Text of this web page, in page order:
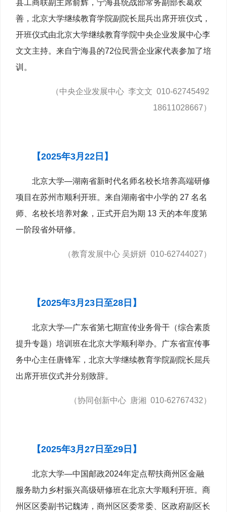
县工商联副主席俞辉，宁海县统战部常务副部长葛欢
善，北京大学继续教育学院副院长屈兵出席开班仪式，
开班仪式由北京大学继续教育学院中央企业发展中心李
文文主持。来自宁海县的72位民营企业家代表参加了培
训。
（中央企业发展中心 李文文 010-62745492
18611028667）
【2025年3月22日】
北京大学—湖南省新时代名师名校长培养高端研修
项目在苏州市顺利开班。来自湖南省中小学的 27 名名
师、名校长培养对象，正式开启为期 13 天的本年度第
一阶段省外研修。
（教育发展中心 吴妍妍 010-62744027）
【2025年3月23日至28日】
北京大学—广东省第七期宣传业务骨干（综合素质
提升专题）培训班在北京大学顺利举办。广东省宣传事
务中心主任唐锋军，北京大学继续教育学院副院长屈兵
出席开班仪式并分别致辞。
（协同创新中心 唐湘 010-62767432）
【2025年3月27日至29日】
北京大学—中国邮政2024年定点帮扶商州区金融
服务助力乡村振兴高级研修班在北京大学顺利开班。商
州区区委副书记魏涛，商州区区委常委、区政府副区长